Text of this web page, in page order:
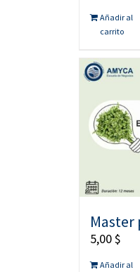
Añadir al
carrito
Master
5,00$
Añadir al